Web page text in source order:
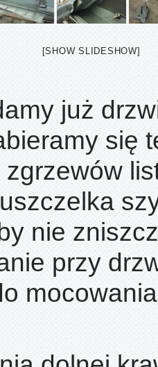
[SHOW SLIDESHOW]
już
się
nie
przy